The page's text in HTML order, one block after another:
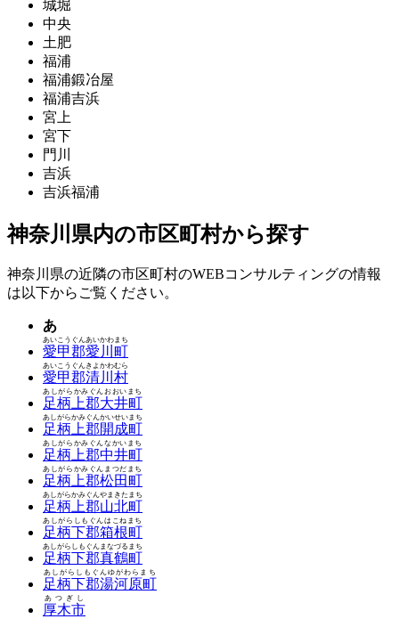
城堀
中央
土肥
福浦
福浦鍛冶屋
福浦吉浜
宮上
宮下
門川
吉浜
吉浜福浦
神奈川県内の市区町村から探す
神奈川県の近隣の市区町村のWEBコンサルティングの情報
は以下からご覧ください。
あ
愛甲郡愛川町
あいこうぐんあいかわまち
愛甲郡清川村
あいこうぐんきよかわむら
足柄上郡大井町
あしがらかみぐんおおいまち
足柄上郡開成町
あしがらかみぐんかいせいまち
足柄上郡中井町
あしがらかみぐんなかいまち
足柄上郡松田町
あしがらかみぐんまつだまち
足柄上郡山北町
あしがらかみぐんやまきたまち
足柄下郡箱根町
あしがらしもぐんはこねまち
足柄下郡真鶴町
あしがらしもぐんまなづるまち
足柄下郡湯河原町
あしがらしもぐんゆがわらまち
厚木市
あつぎし